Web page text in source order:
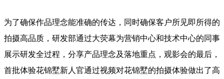
为了确保作品理念能准确的传达，同时确保客户所见即所得的
拍摄高品质，研发部通过大荧幕为营销中心和技术中心的同事
展示研发全过程，分享产品理念及落地重点，观影会的最后，
首批体验花锦墅新人官通过视频对花锦墅的拍摄体验做出了高